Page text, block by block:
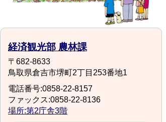
経済観光部 農林課
〒682-8633
鳥取県倉吉市堺町2丁目253番地1
電話番号:0858-22-8157
ファックス:0858-22-8136
場所:第2庁舎3階